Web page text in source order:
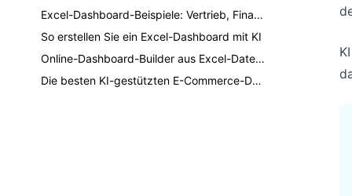
Excel-Dashboard-Beispiele: Vertrieb, Finanzen, Lagerbestand und KPI-Berichte
So erstellen Sie ein Excel-Dashboard mit KI
Online-Dashboard-Builder aus Excel-Dateien: Ein praktischer KI-Workflow
Die besten KI-gestützten E-Commerce-Dashboard-Reporting-Tools für 2026: Ein vollständiger Kaufratgeber